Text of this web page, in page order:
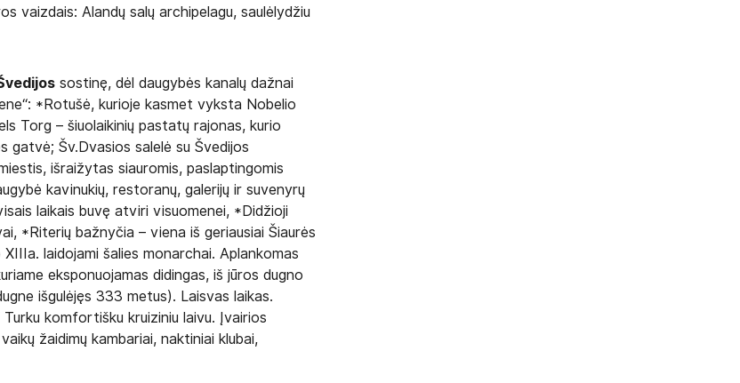
vaizdais: Alandų salų archipelagu, saulėlydžiu
sostinę, dėl daugybės kanalų dažnai
*Rotušė, kurioje kasmet vyksta Nobelio
Torg – šiuolaikinių pastatų rajonas, kurio
gatvė; Šv.Dvasios salelė su Švedijos
išraižytas siauromis, paslaptingomis
kavinukių, restoranų, galerijų ir suvenyrų
laikais buvę atviri visuomenei, *Didžioji
*Riterių bažnyčia – viena iš geriausiai Šiaurės
laidojami šalies monarchai. Aplankomas
eksponuojamas didingas, iš jūros dugno
išgulėjęs 333 metus). Laisvas laikas.
komfortišku kruiziniu laivu. Įvairios
žaidimų kambariai, naktiniai klubai,